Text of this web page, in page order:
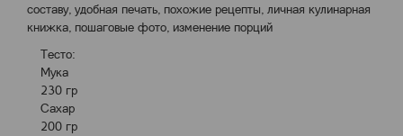
составу, удобная печать, похожие рецепты, личная кулинарная
книжка, пошаговые фото, изменение порций
Тесто:
Мука
230 гр
Сахар
200 гр